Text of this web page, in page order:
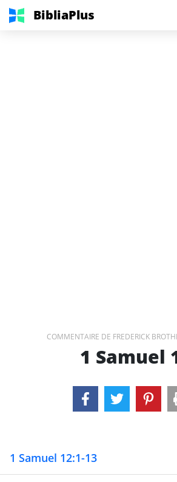
BibliaPlus
COMMENTAIRE DE FREDERICK
1 Samuel
1 Samuel 12:1-13